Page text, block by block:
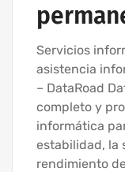
Servicios
asistencia
– DataRoad
completo y
informática
estabilidad, la
rendimiento